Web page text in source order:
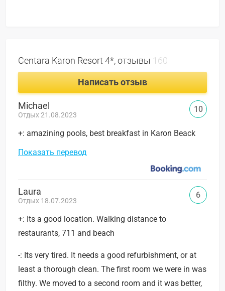
Centara Karon Resort 4*, отзывы 160
Написать отзыв
Michael
Отдых 21.08.2023
+: amazining pools, best breakfast in Karon Beack
Показать перевод
10
Laura
Отдых 18.07.2023
+: Its a good location. Walking distance to
restaurants, 711 and beach
-: Its very tired. It needs a good refurbishment, or at
least a thorough clean. The first room we were in was
filthy. We moved to a second room and it was better,
6